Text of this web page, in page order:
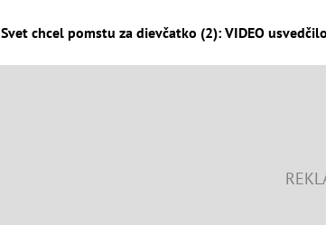
Svet chcel pomstu za dievčatko (2): VIDEO